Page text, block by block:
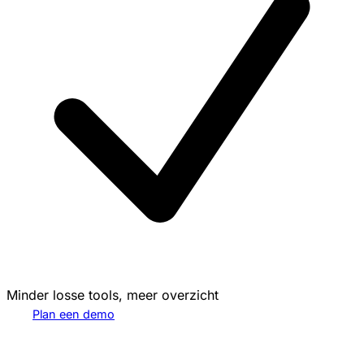
Minder losse tools, meer overzicht
Plan een demo